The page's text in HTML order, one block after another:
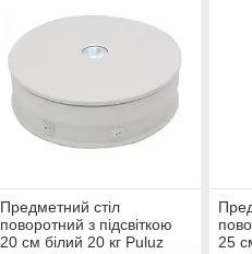
Предметний стіл
поворотний з підсвіткою
20 см білий 20 кг Puluz
25